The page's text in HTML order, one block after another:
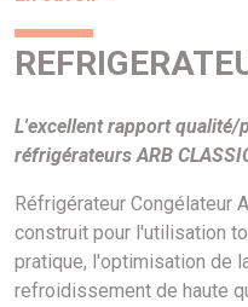
L'excellent rapport qualité/
réfrigérateurs ARB
Réfrigérateur Congélateur
construit pour l'utilisation
pratique, l'optimisation de
refroidissement de haute